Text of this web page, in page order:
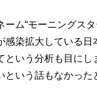
ム“モーニングス
染拡大している日
という分析も目にし
いう話もなかった